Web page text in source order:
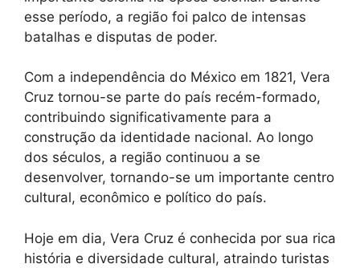
esse período, a região foi palco de intensas
batalhas e disputas de poder.
Com a independência do México em 1821, Vera
Cruz tornou-se parte do país recém-formado,
contribuindo significativamente para a
construção da identidade nacional. Ao longo
dos séculos, a região continuou a se
desenvolver, tornando-se um importante centro
cultural, econômico e político do país.
Hoje em dia, Vera Cruz é conhecida por sua rica
história e diversidade cultural, atraindo turistas